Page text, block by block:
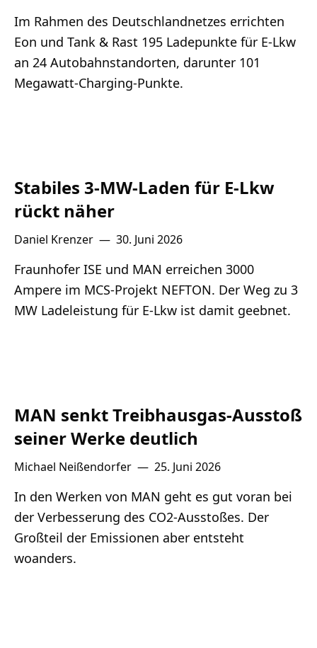
Im Rahmen des Deutschlandnetzes errichten
Eon und Tank & Rast 195 Ladepunkte für E-Lkw
an 24 Autobahnstandorten, darunter 101
Megawatt-Charging-Punkte.
Stabiles 3-MW-Laden für E-Lkw
rückt näher
Daniel Krenzer — 30. Juni 2026
Fraunhofer ISE und MAN erreichen 3000
Ampere im MCS-Projekt NEFTON. Der Weg zu 3
MW Ladeleistung für E-Lkw ist damit geebnet.
MAN senkt Treibhausgas-Ausstoß
seiner Werke deutlich
Michael Neißendorfer — 25. Juni 2026
In den Werken von MAN geht es gut voran bei
der Verbesserung des CO2-Ausstoßes. Der
Großteil der Emissionen aber entsteht
woanders.